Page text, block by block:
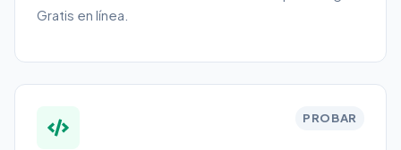
Gratis en línea.
PROBAR